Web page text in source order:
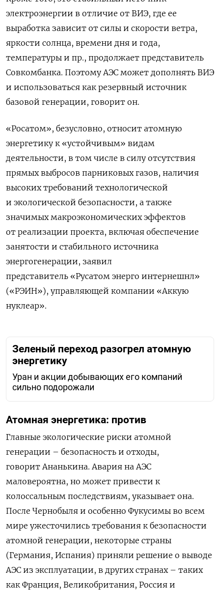
электроэнергии в отличие от ВИЭ, где ее
выработка зависит от силы и скорости ветра,
яркости солнца, времени дня и года,
температуры и пр., продолжает представитель
Совкомбанка. Поэтому АЭС может дополнять ВИЭ
и использоваться как резервный источник
базовой генерации, говорит он.
«Росатом», безусловно, относит атомную
энергетику к «устойчивым» видам
деятельности, в том числе в силу отсутствия
прямых выбросов парниковых газов, наличия
высоких требований технологической
и экологической безопасности, а также
значимыхмакроэкономическихэффектов
от реализации проекта, включая обеспечение
занятости и стабильного источника
энергогенерации, заявил
представитель «Русатом энерго интернешнл»
(«РЭИН»), управляющей компании «Аккую
нуклеар».
Зеленый переход разогрел атомную
энергетику
Уран и акции добывающих его компаний
сильно подорожали
Атомная энергетика: против
Главные экологические риски атомной
генерации – безопасность и отходы,
говоритАнанькина.Авария на АЭС
маловероятна, но может привести к
колоссальным последствиям, указывает она.
После Чернобыля и особенно Фукусимы во всем
мире ужесточились требования к безопасности
атомной генерации, некоторые страны
(Германия, Испания) приняли решение о выводе
АЭС из эксплуатации, в других странах – таких
как Франция, Великобритания, Россия и